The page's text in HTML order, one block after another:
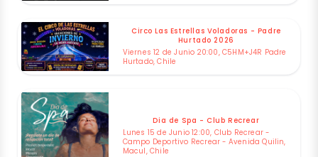
Circo Las Estrellas Voladoras - Padre
Hurtado 2026
Viernes 12 de Junio 20:00, C5HM+J4R Padre
Hurtado, Chile
Dia de Spa - Club Recrear
Lunes 15 de Junio 12:00, Club Recrear -
Campo Deportivo Recrear - Avenida Quilin,
Macul, Chile